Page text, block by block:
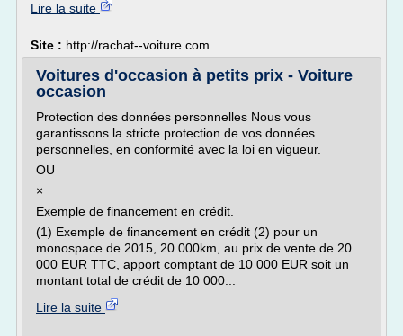
Lire la suite
Site : http://rachat--voiture.com
Voitures d'occasion à petits prix - Voiture
occasion
Protection des données personnelles Nous vous
garantissons la stricte protection de vos données
personnelles, en conformité avec la loi en vigueur.
OU
×
Exemple de financement en crédit.
(1) Exemple de financement en crédit (2) pour un
monospace de 2015, 20 000km, au prix de vente de 20
000 EUR TTC, apport comptant de 10 000 EUR soit un
montant total de crédit de 10 000...
Lire la suite